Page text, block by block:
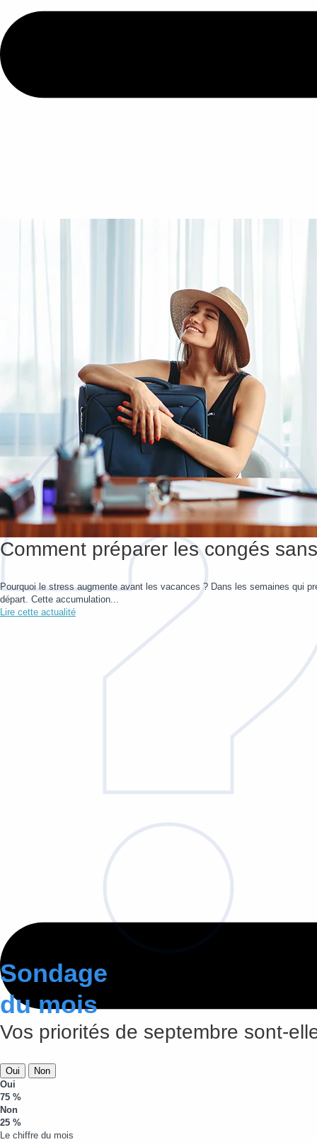
Comment préparer les congés
Pourquoi le stress augmente avant les vacances ? Dans les semaines qui
départ. Cette accumulation...
Lire cette actualité
Sondage
du mois
Vos priorités de septembre sont-
Oui
Non
Oui
75 %
Non
25 %
Le chiffre du mois